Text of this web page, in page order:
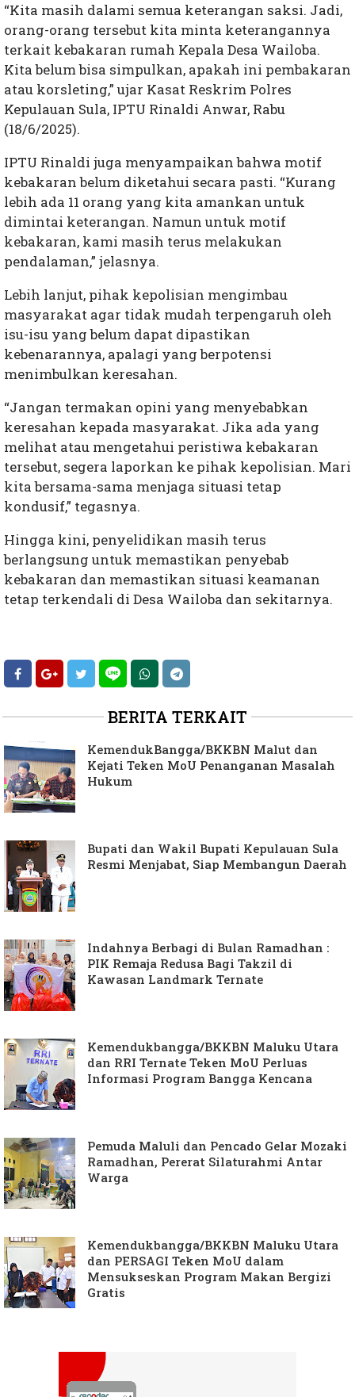
“Kita masih dalami semua keterangan saksi. Jadi,
orang-orang tersebut kita minta keterangannya
terkait kebakaran rumah Kepala Desa Wailoba.
Kita belum bisa simpulkan, apakah ini pembakaran
atau korsleting,” ujar Kasat Reskrim Polres
Kepulauan Sula, IPTU Rinaldi Anwar, Rabu
(18/6/2025).
IPTU Rinaldi juga menyampaikan bahwa motif
kebakaran belum diketahui secara pasti. “Kurang
lebih ada 11 orang yang kita amankan untuk
dimintai keterangan. Namun untuk motif
kebakaran, kami masih terus melakukan
pendalaman,” jelasnya.
Lebih lanjut, pihak kepolisian mengimbau
masyarakat agar tidak mudah terpengaruh oleh
isu-isu yang belum dapat dipastikan
kebenarannya, apalagi yang berpotensi
menimbulkan keresahan.
“Jangan termakan opini yang menyebabkan
keresahan kepada masyarakat. Jika ada yang
melihat atau mengetahui peristiwa kebakaran
tersebut, segera laporkan ke pihak kepolisian. Mari
kita bersama-sama menjaga situasi tetap
kondusif,” tegasnya.
Hingga kini, penyelidikan masih terus
berlangsung untuk memastikan penyebab
kebakaran dan memastikan situasi keamanan
tetap terkendali di Desa Wailoba dan sekitarnya.
BERITA TERKAIT
KemendukBangga/BKKBN Malut dan
Kejati Teken MoU Penanganan Masalah
Hukum
Bupati dan Wakil Bupati Kepulauan Sula
Resmi Menjabat, Siap Membangun Daerah
Indahnya Berbagi di Bulan Ramadhan :
PIK Remaja Redusa Bagi Takzil di
Kawasan Landmark Ternate
Kemendukbangga/BKKBN Maluku Utara
dan RRI Ternate Teken MoU Perluas
Informasi Program Bangga Kencana
Pemuda Maluli dan Pencado Gelar Mozaki
Ramadhan, Pererat Silaturahmi Antar
Warga
Kemendukbangga/BKKBN Maluku Utara
dan PERSAGI Teken MoU dalam
Mensukseskan Program Makan Bergizi
Gratis